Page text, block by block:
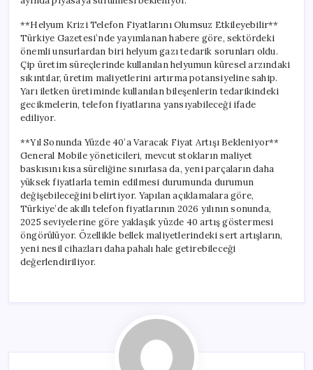
**Helyum Krizi Telefon Fiyatlarını Olumsuz Etkileyebilir**
Türkiye Gazetesi’nde yayımlanan habere göre, sektördeki
önemli unsurlardan biri helyum gazı tedarik sorunları oldu.
Çip üretim süreçlerinde kullanılan helyumun küresel arzındaki
sıkıntılar, üretim maliyetlerini artırma potansiyeline sahip.
Yarı iletken üretiminde kullanılan bileşenlerin tedarikindeki
gecikmelerin, telefon fiyatlarına yansıyabileceği ifade
ediliyor.
**Yıl Sonunda Yüzde 40’a Varacak Fiyat Artışı Bekleniyor**
General Mobile yöneticileri, mevcut stokların maliyet
baskısını kısa süreliğine sınırlasa da, yeni parçaların daha
yüksek fiyatlarla temin edilmesi durumunda durumun
değişebileceğini belirtiyor. Yapılan açıklamalara göre,
Türkiye’de akıllı telefon fiyatlarının 2026 yılının sonunda,
2025 seviyelerine göre yaklaşık yüzde 40 artış göstermesi
öngörülüyor. Özellikle bellek maliyetlerindeki sert artışların,
yeni nesil cihazları daha pahalı hale getirebileceği
değerlendiriliyor.